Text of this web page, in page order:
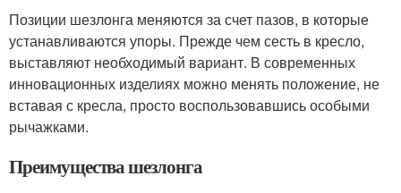
Позиции шезлонга меняются за счет пазов, в которые
устанавливаются упоры. Прежде чем сесть в кресло,
выставляют необходимый вариант. В современных
инновационных изделиях можно менять положение, не
вставая с кресла, просто воспользовавшись особыми
рычажками.
Преимущества шезлонга